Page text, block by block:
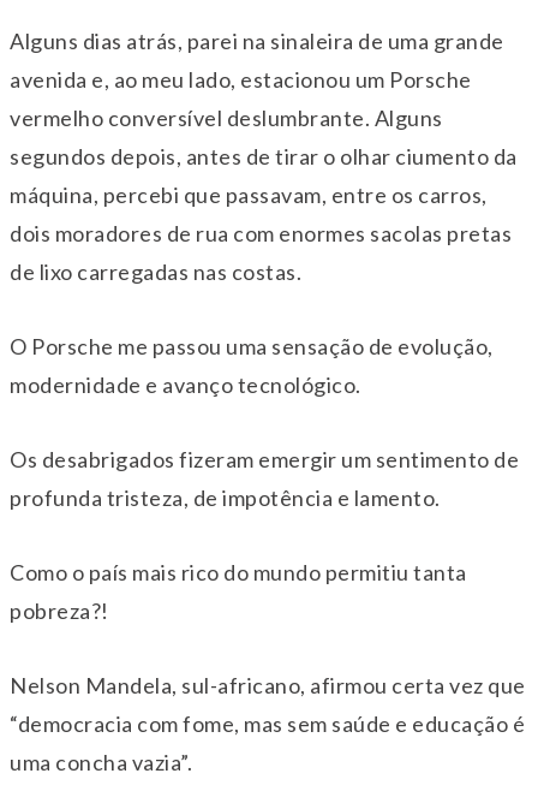
Alguns dias atrás, parei na sinaleira de uma grande
avenida e, ao meu lado, estacionou um Porsche
vermelho conversível deslumbrante. Alguns
segundos depois, antes de tirar o olhar ciumento da
máquina, percebi que passavam, entre os carros,
dois moradores de rua com enormes sacolas pretas
de lixo carregadas nas costas.
O Porsche me passou uma sensação de evolução,
modernidade e avanço tecnológico.
Os desabrigados fizeram emergir um sentimento de
profunda tristeza, de impotência e lamento.
Como o país mais rico do mundo permitiu tanta
pobreza?!
Nelson Mandela, sul-africano, afirmou certa vez que
“democracia com fome, mas sem saúde e educação é
uma concha vazia”.